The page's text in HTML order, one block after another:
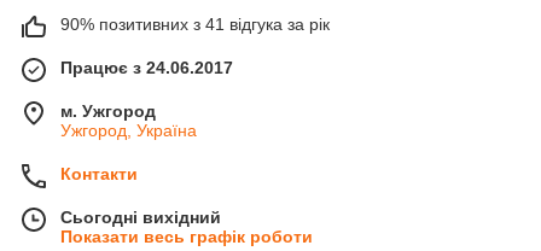
90% позитивних з 41 відгука за рік
Працює з 24.06.2017
м. Ужгород
Ужгород, Україна
Контакти
Сьогодні вихідний
Показати весь графік роботи